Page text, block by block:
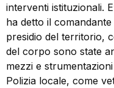
interventi istituzionali.
ha detto il
presidio del territorio,
del corpo sono state
mezzi e
Polizia locale, come